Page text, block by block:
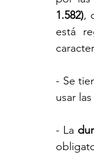
1.582),
está
- Se
usar las
- La